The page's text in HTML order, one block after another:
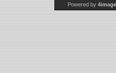
Powered by